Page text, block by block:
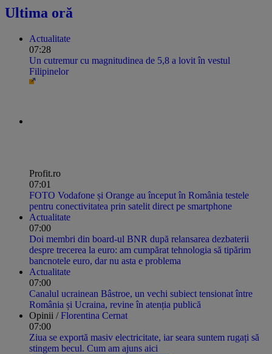
Ultima oră
Actualitate
07:28
Un cutremur cu magnitudinea de 5,8 a lovit în vestul
Filipinelor
Profit.ro
07:01
FOTO Vodafone și Orange au început în România testele
pentru conectivitatea prin satelit direct pe smartphone
Actualitate
07:00
Doi membri din board-ul BNR după relansarea dezbaterii
despre trecerea la euro: am cumpărat tehnologia să tipărim
bancnotele euro, dar nu asta e problema
Actualitate
07:00
Canalul ucrainean Bâstroe, un vechi subiect tensionat între
România și Ucraina, revine în atenția publică
Opinii /Florentina Cernat
07:00
Ziua se exportă masiv electricitate, iar seara suntem rugați să
stingem becul. Cum am ajuns aici